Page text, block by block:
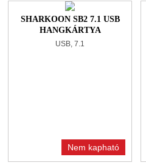
SHARKOON SB2 7.1 USB
HANGKÁRTYA
USB, 7.1
Nem kapható